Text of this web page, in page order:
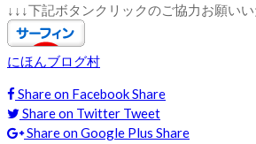
↓↓↓下記ボタンクリックのご協力お願いい
にほんブログ村
Share on FacebookShare
Share on Twitter Tweet
Share on Google Plus Share